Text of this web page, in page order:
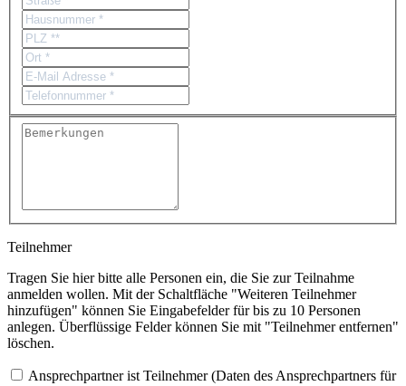
Teilnehmer
Tragen Sie hier bitte alle Personen ein, die Sie zur Teilnahme
anmelden wollen. Mit der Schaltfläche "Weiteren Teilnehmer
hinzufügen" können Sie Eingabefelder für bis zu 10 Personen
anlegen. Überflüssige Felder können Sie mit "Teilnehmer entfernen"
löschen.
Ansprechpartner ist Teilnehmer (Daten des Ansprechpartners für